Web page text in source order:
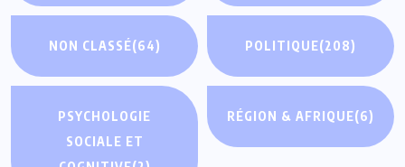
NON CLASSÉ(64) POLITIQUE(208)
PSYCHOLOGIE
SOCIALE ET
RÉGION & AFRIQUE(6)